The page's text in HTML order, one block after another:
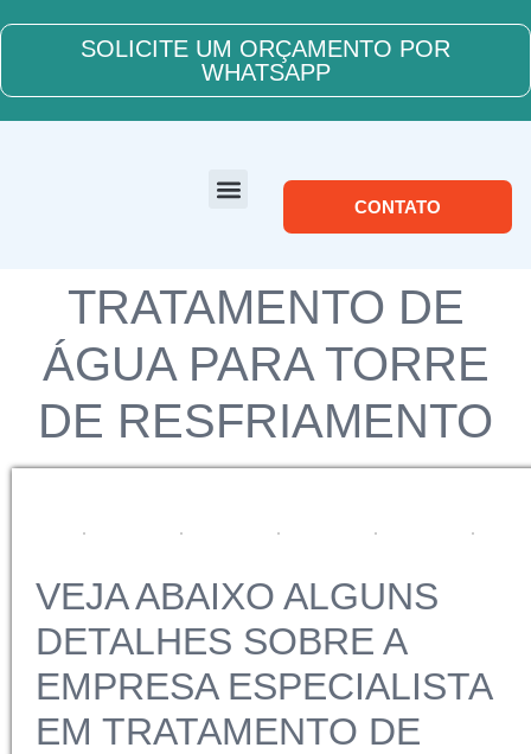
SOLICITE UM ORÇAMENTO POR
WHATSAPP
CONTATO
TRATAMENTO DE
ÁGUA PARA TORRE
DE RESFRIAMENTO
VEJA ABAIXO ALGUNS
DETALHES SOBRE A
EMPRESA ESPECIALISTA
EM TRATAMENTO DE